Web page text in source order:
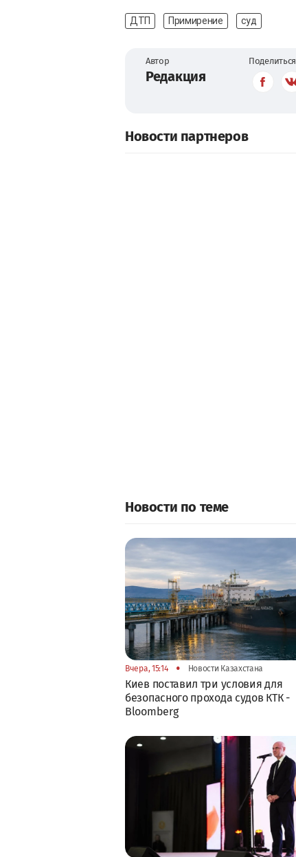
ДТП Примирение суд
Автор
Редакция
Поделиться
Новости партнеров
Новости по теме
Вчера, 15:14 • Новости Казахстана
Киев поставил три условия для
безопасного прохода судов КТК -
Bloomberg